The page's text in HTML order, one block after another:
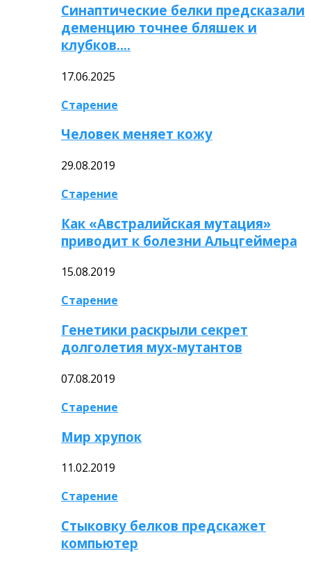
Синаптические белки предсказали
деменцию точнее бляшек и
клубков….
17.06.2025
Старение
Человек меняет кожу
29.08.2019
Старение
Как «Австралийская мутация»
приводит к болезни Альцгеймера
15.08.2019
Старение
Генетики раскрыли секрет
долголетия мух-мутантов
07.08.2019
Старение
Мир хрупок
11.02.2019
Старение
Стыковку белков предскажет
компьютер